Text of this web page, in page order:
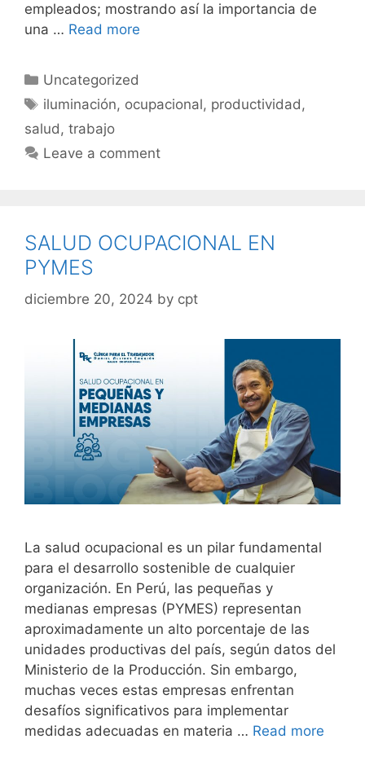
empleados; mostrando así la importancia de
una … Read more
Uncategorized
iluminación, ocupacional, productividad,
salud, trabajo
Leave a comment
SALUD OCUPACIONAL EN
PYMES
diciembre 20, 2024 by cpt
La salud ocupacional es un pilar fundamental
para el desarrollo sostenible de cualquier
organización. En Perú, las pequeñas y
medianas empresas (PYMES) representan
aproximadamente un alto porcentaje de las
unidades productivas del país, según datos del
Ministerio de la Producción. Sin embargo,
muchas veces estas empresas enfrentan
desafíos significativos para implementar
medidas adecuadas en materia … Read more